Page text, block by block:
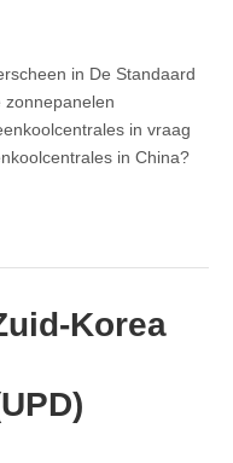
in De Standaard
in vraag
in China?
Korea